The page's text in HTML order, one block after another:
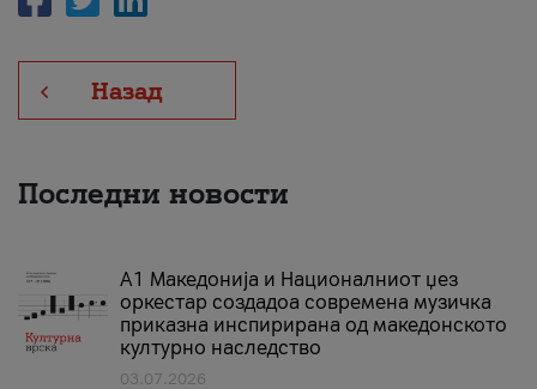
Назад
Последни новости
А1 Македонија и Националниот џез
оркестар создадоа современа музичка
приказна инспирирана од македонското
културно наследство
03.07.2026